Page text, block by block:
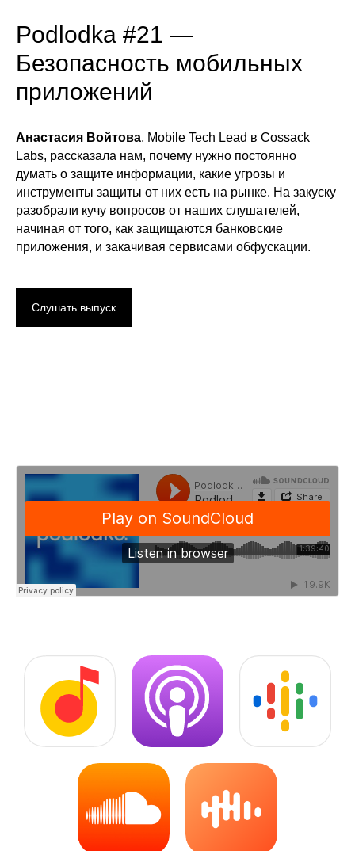
Podlodka #21 —
Безопасность мобильных
приложений
Анастасия Войтова, Mobile Tech Lead в Cossack
Labs, рассказала нам, почему нужно постоянно
думать о защите информации, какие угрозы и
инструменты защиты от них есть на рынке. На закуску
разобрали кучу вопросов от наших слушателей,
начиная от того, как защищаются банковские
приложения, и закачивая сервисами обфускации.
Слушать выпуск